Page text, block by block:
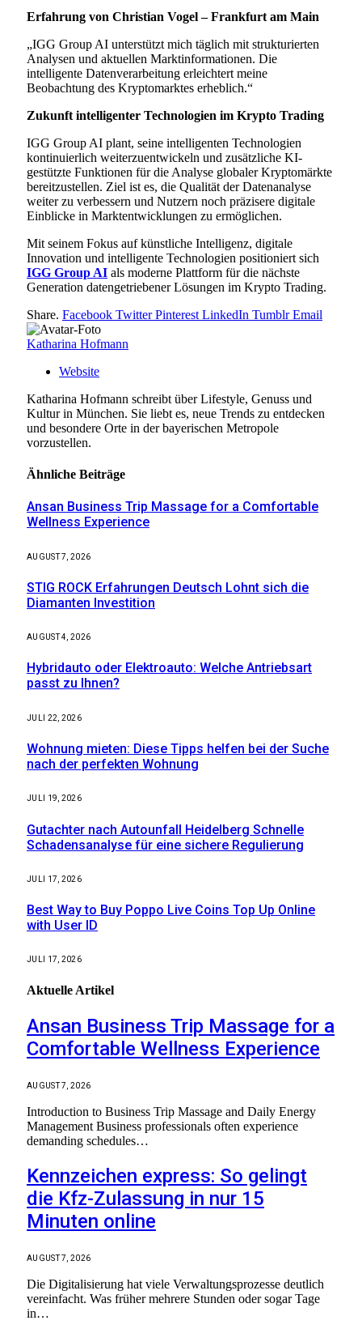
Erfahrung von Christian Vogel – Frankfurt am Main
„IGG Group AI unterstützt mich täglich mit strukturierten
Analysen und aktuellen Marktinformationen. Die
intelligente Datenverarbeitung erleichtert meine
Beobachtung des Kryptomarktes erheblich.“
Zukunft intelligenter Technologien im Krypto Trading
IGG Group AI plant, seine intelligenten Technologien
kontinuierlich weiterzuentwickeln und zusätzliche KI-
gestützte Funktionen für die Analyse globaler Kryptomärkte
bereitzustellen. Ziel ist es, die Qualität der Datenanalyse
weiter zu verbessern und Nutzern noch präzisere digitale
Einblicke in Marktentwicklungen zu ermöglichen.
Mit seinem Fokus auf künstliche Intelligenz, digitale
Innovation und intelligente Technologien positioniert sich
IGG Group AI als moderne Plattform für die nächste
Generation datengetriebener Lösungen im Krypto Trading.
Share. Facebook Twitter Pinterest LinkedIn Tumblr Email
Katharina Hofmann
Website
Katharina Hofmann schreibt über Lifestyle, Genuss und
Kultur in München. Sie liebt es, neue Trends zu entdecken
und besondere Orte in der bayerischen Metropole
vorzustellen.
Ähnliche Beiträge
Ansan Business Trip Massage for a Comfortable
Wellness Experience
AUGUST 7, 2026
STIG ROCK Erfahrungen Deutsch Lohnt sich die
Diamanten Investition
AUGUST 4, 2026
Hybridauto oder Elektroauto: Welche Antriebsart
passt zu Ihnen?
JULI 22, 2026
Wohnung mieten: Diese Tipps helfen bei der Suche
nach der perfekten Wohnung
JULI 19, 2026
Gutachter nach Autounfall Heidelberg Schnelle
Schadensanalyse für eine sichere Regulierung
JULI 17, 2026
Best Way to Buy Poppo Live Coins Top Up Online
with User ID
JULI 17, 2026
Aktuelle Artikel
Ansan Business Trip Massage for a
Comfortable Wellness Experience
AUGUST 7, 2026
Introduction to Business Trip Massage and Daily Energy
Management Business professionals often experience
demanding schedules…
Kennzeichen express: So gelingt
die Kfz-Zulassung in nur 15
Minuten online
AUGUST 7, 2026
Die Digitalisierung hat viele Verwaltungsprozesse deutlich
vereinfacht. Was früher mehrere Stunden oder sogar Tage
in…